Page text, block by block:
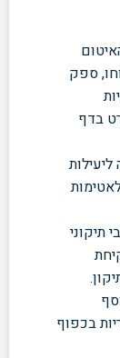
ספק
בדף
תיקוני
בכפוף